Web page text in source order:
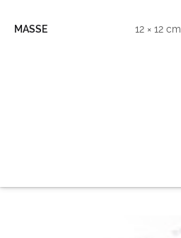
MASSE 12 × 12 cm